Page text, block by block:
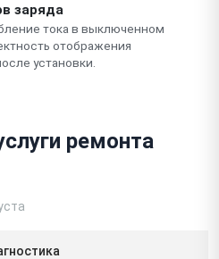
заряда
тока в выключенном
отображения
установки.
ремонта